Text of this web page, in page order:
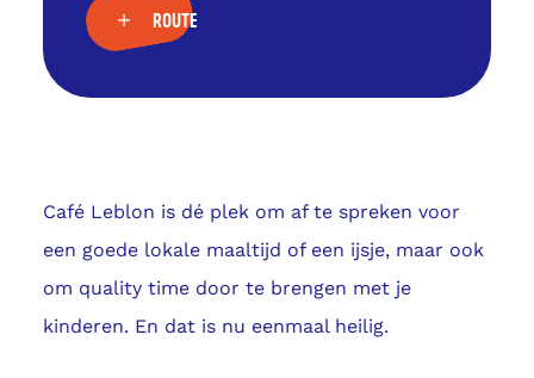
ROUTE
Café Leblon is dé plek om af te spreken voor
een goede lokale maaltijd of een ijsje, maar ook
om quality time door te brengen met je
kinderen. En dat is nu eenmaal heilig.